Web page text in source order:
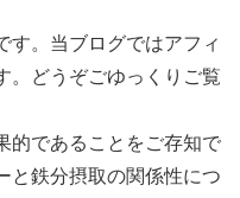
す。当ブログではアフィ
。どうぞごゆっくりご覧
的であることをご存知で
と鉄分摂取の関係性につ